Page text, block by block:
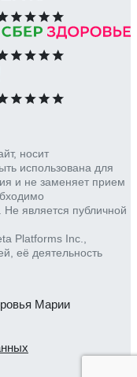
Марии
носит
использована для
и не заменяет прием
Не является публичной
Platforms Inc.,
её деятельность